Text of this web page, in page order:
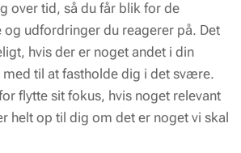
over tid, så du får blik for de
udfordringer du reagerer på. Det
hvis der er noget andet i din
med til at fastholde dig i det svære.
flytte sit fokus, hvis noget relevant
helt op til dig om det er noget vi skal